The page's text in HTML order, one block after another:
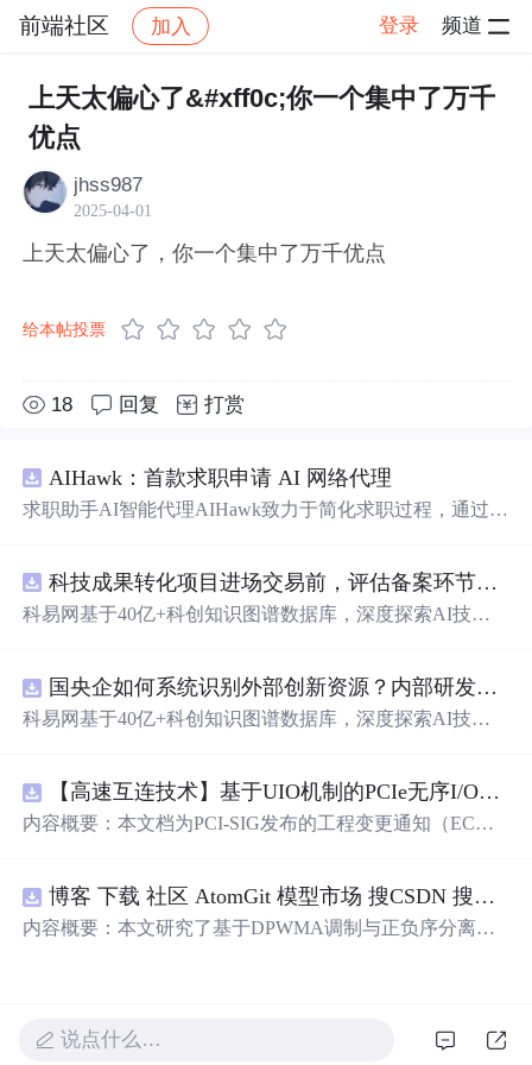
前端社区 加入 登录 频道
社区 前端社区 感慨 帖子详情
上天太偏心了&#xff0c;你一个集中了万千
优点
jhss987
2025-04-01
上天太偏心了，你一个集中了万千优点
给本帖投票
18 回复 打赏
AIHawk：首款求职申请 AI 网络代理
求职助手AI智能代理AIHawk致力于简化求职过程，通过自
科技成果转化项目进场交易前，评估备案环节需要准备哪些材料？.docx
科易网基于40亿+科创知识图谱数据库，深度探索AI技术
新领域的AI+数智化解决方案，推动科技创新与产业创新
智能化发展。
国央企如何系统识别外部创新资源？内部研发体系完善，但对外部高校、中小科技企业技术能力缺乏动态认知。.docx
科易网基于40亿+科创知识图谱数据库，深度探索AI技术
新领域的AI+数智化解决方案，推动科技创新与产业创新
智能化发展。
【高速互连技术】基于UIO机制的PCIe无序I/O扩展：多路径架构下内存请求的高性能传输与排序控制方案设计
内容概要：本文档为PCI-SIG发布的工程变更通知（EC
规则对多路径拓扑和高性能IO系统的限制。UIO基于Flit模
式，定义了一套新的TLP（事务层包）类型和规则，允许
博客 下载 社区 AtomGit 模型市场 搜CSDN 搜索 AI 搜索 会员中心 创作中心 基于DPWMA调制与正负序分离的ANPC三电平并网逆变器前馈控制策略研究（Simulink仿真实现）
内容概要：本文研究了基于DPWMA调制与正负序分离的
PC）三电平逆变器拓扑，结合双极性倍频脉宽调制（DPW
MA）、正负序分离锁相技术和电网电压前馈控制，构建
说点什么…